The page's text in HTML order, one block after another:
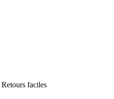
Retours faciles